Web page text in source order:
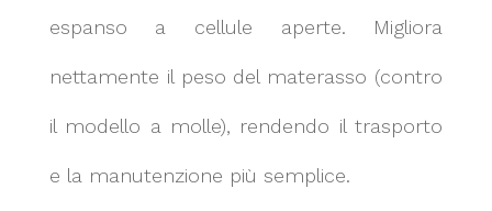
espanso a cellule aperte. Migliora
nettamente il peso del materasso (contro
il modello a molle), rendendo il trasporto
e la manutenzione più semplice.